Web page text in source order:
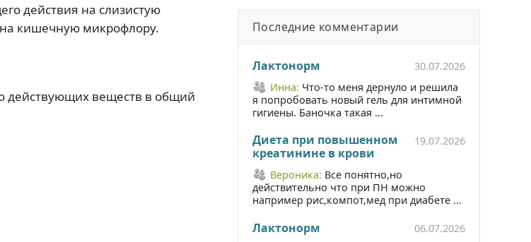
действия на слизистую
кишечную микрофлору.
действующих веществ в общий
Последние комментарии
Лактонорм
30.07.2026
Инна: Что-то меня дернуло и решила
я попробовать новый гель для интимной
гигиены. Баночка такая ...
Диета при повышенном
креатинине в крови
19.07.2026
Вероника: Все понятно,но
действительно что при ПН можно
например рис,компот,мед при диабете ...
Лактонорм
06.07.2026